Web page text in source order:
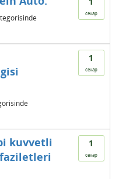
cevap
1
cevap
1
cevap
kuvvetli